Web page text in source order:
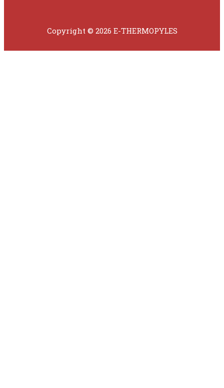
Copyright © 2026 E-THERMOPYLES